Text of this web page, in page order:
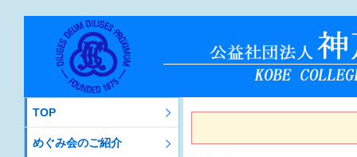
TOP
めぐみ会のご紹介